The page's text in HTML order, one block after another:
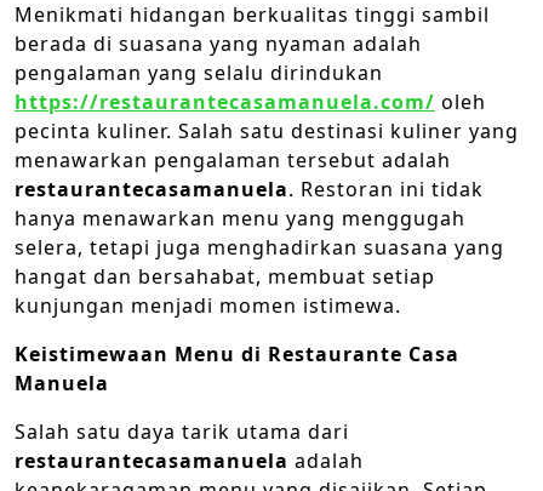
Menikmati hidangan berkualitas tinggi sambil
berada di suasana yang nyaman adalah
pengalaman yang selalu dirindukan
https://restaurantecasamanuela.com/ oleh
pecinta kuliner. Salah satu destinasi kuliner yang
menawarkan pengalaman tersebut adalah
restaurantecasamanuela. Restoran ini tidak
hanya menawarkan menu yang menggugah
selera, tetapi juga menghadirkan suasana yang
hangat dan bersahabat, membuat setiap
kunjungan menjadi momen istimewa.
Keistimewaan Menu di Restaurante Casa
Manuela
Salah satu daya tarik utama dari
restaurantecasamanuela adalah